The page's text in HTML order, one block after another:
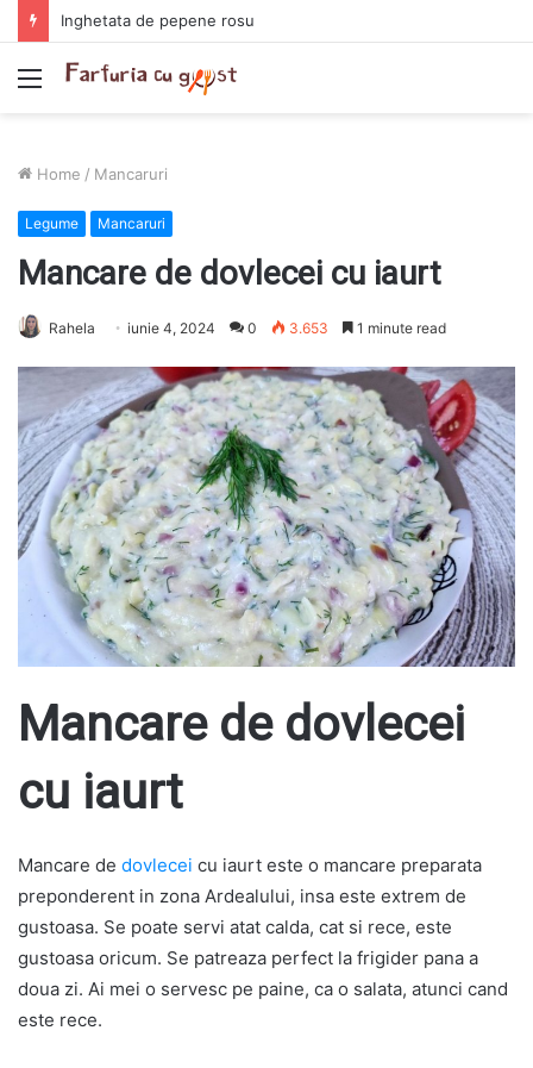
Chiftelute cu cartofi si smantana la cuptor
Menu
Home / Mancaruri
Legume Mancaruri
Mancare de dovlecei cu iaurt
Rahela iunie 4, 2024 0 3.653 1 minute read
Mancare de dovlecei
cu iaurt
Mancare de dovlecei cu iaurt este o mancare preparata
preponderent in zona Ardealului, insa este extrem de
gustoasa. Se poate servi atat calda, cat si rece, este
gustoasa oricum. Se patreaza perfect la frigider pana a
doua zi. Ai mei o servesc pe paine, ca o salata, atunci cand
este rece.